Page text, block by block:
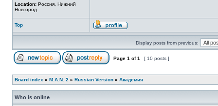
Location: Россия, Нижний
Новгород
Top
Display posts from previous:
Page 1 of1 [ 10 posts ]
Board index » M.A.N. 2 » Russian Version » Академия
Who is online